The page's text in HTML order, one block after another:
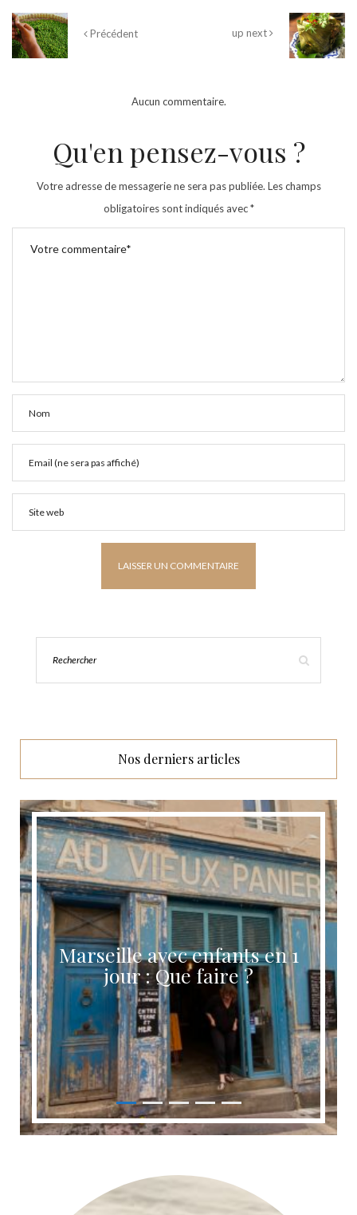
Précédent up next
Aucun commentaire.
Qu'en pensez-vous ?
Votre adresse de messagerie ne sera pas publiée. Les champs
obligatoires sont indiqués avec*
Nos derniers articles
Marseille avec enfants en 1
jour : Que faire ?